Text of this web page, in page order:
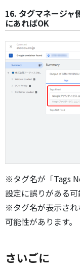
16. タグマネージャ
にあればOK
※タグ名が「Tags
設定に誤りがある可
※タグ名が表示され
可能性があります。
さいごに